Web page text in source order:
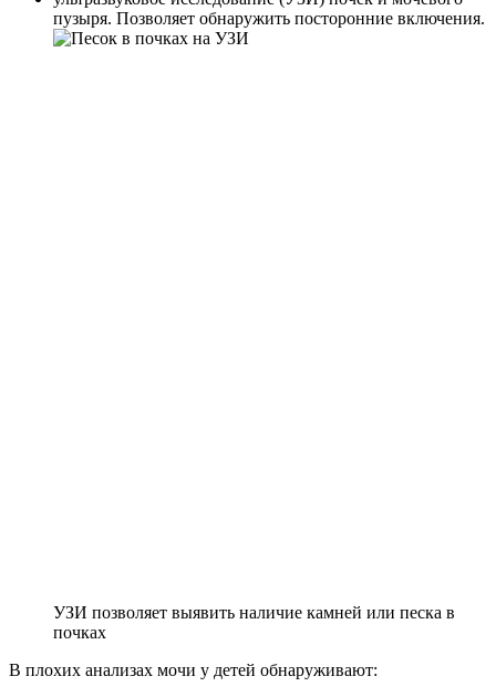
пузыря. Позволяет обнаружить посторонние включения.
УЗИ позволяет выявить наличие камней или песка в
почках
В плохих анализах мочи у детей обнаруживают: